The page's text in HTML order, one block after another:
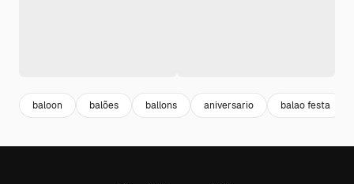
baloon balões ballons aniversario balao festa